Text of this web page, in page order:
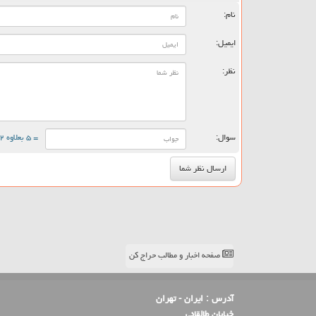
نام:
ایمیل:
نظر:
سوال: = ۵ بعلاوه ۲
صفحه اخبار و مطالب حراج کن
آدرس : ایران - تهران